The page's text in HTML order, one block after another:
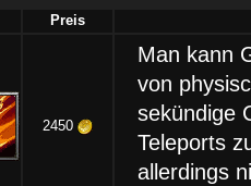
Preis
2450
Man kann
von
sekündige
Teleports
allerdings